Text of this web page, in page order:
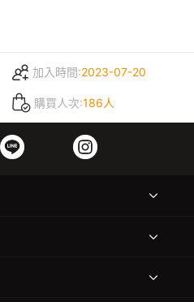
加入時間:2023-07-20
購買人次:186人